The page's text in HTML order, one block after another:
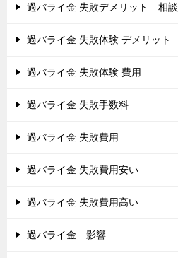
過バライ金 失敗デメリット 相談
過バライ金 失敗体験 デメリット
過バライ金 失敗体験 費用
過バライ金 失敗手数料
過バライ金 失敗費用
過バライ金 失敗費用安い
過バライ金 失敗費用高い
過バライ金 影響